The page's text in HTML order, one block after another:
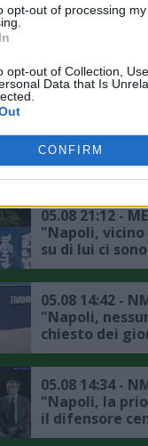
opt-out of processing
opt-out of Collection,
Data that Is
CONFIRM
IN EVIDENZA
ore di mercato
qualche club
l'attaccante
05.08 21:38 -
"Napoli,
Badiashile,
la trattativa
05.08 21:12 -
"Napoli,
su di lui ci
05.08 14:42 -
"Napoli,
chiesto dei
accordo con
mercato"
05.08 14:34 -
"Napoli, la
il difensore
avuto delle